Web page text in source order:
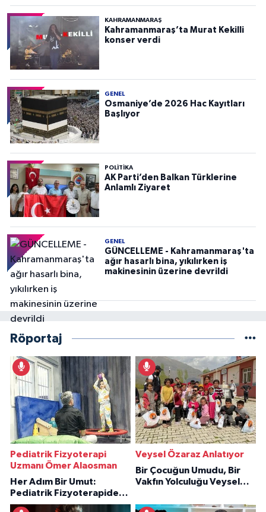
KAHRAMANMARAŞ
Kahramanmaraş’ta Murat Kekilli
konser verdi
GENEL
Osmaniye’de 2026 Hac Kayıtları
Başlıyor
POLITIKA
AK Parti’den Balkan Türklerine
Anlamlı Ziyaret
GENEL
GÜNCELLEME - Kahramanmaraş'ta
ağır hasarlı bina, yıkılırken iş
makinesinin üzerine devrildi
Röportaj
Pediatrik Fizyoterapi
Uzmanı Ömer Alaosman
Her Adım Bir Umut:
Pediatrik Fizyoterapiden
İlham Veren Hikâyeler
Veysel Özaraz Anlatıyor
Bir Çocuğun Umudu, Bir
Vakfın Yolculuğu Veysel